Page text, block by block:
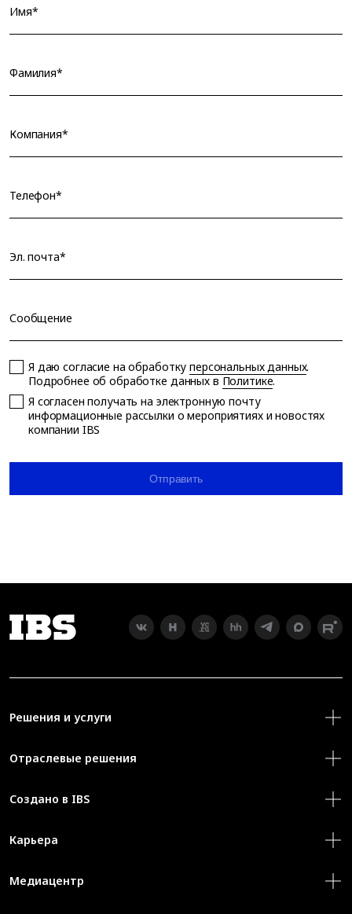
Имя*
Фамилия*
Компания*
Телефон*
Эл. почта*
Сообщение
Я даю согласие на обработкуперсональных данных.
Подробнее об обработке данных в Политике.
Я согласен получать на электронную почту
информационные рассылки о мероприятиях и новостях
компании IBS
Отправить
Решения и услуги
Отраслевые решения
Создано в IBS
Карьера
Медиацентр